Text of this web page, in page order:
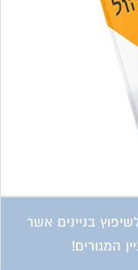
בניינים אשר
המגורים!